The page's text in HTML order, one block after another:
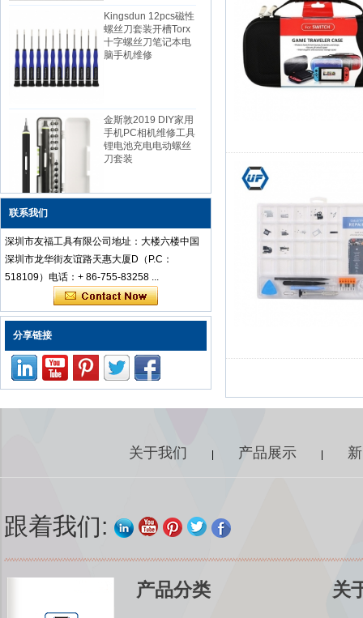
Kingsdun 12pcs磁性
螺丝刀套装开槽Torx
十字螺丝刀笔记本电
脑手机维修
金斯敦2019 DIY家用
手机PC相机维修工具
锂电池充电电动螺丝
刀套装
静电不锈钢镊子设置
为便携式笔记本电脑
维修
Kingsdun 112合1多
具套装
装维修套件，适用于
iPhone和小型电子产
Kingsdun 2.5X 4X
LED辅助手柄夹具
放大镜焊接返修修理
架工具
联系我们
深圳市友福工具有限公司地址：大楼六楼中国
深圳市龙华街友谊路天惠大厦D（P.C：
518109）电话：+ 86-755-83258 ...
分享链接
关于我们 产品展示
跟着我们:
产品分类 关